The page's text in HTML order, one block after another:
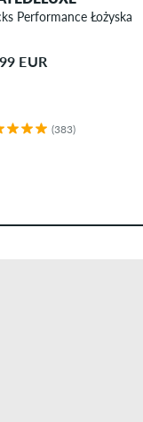
Performance Łożyska
EUR
(383)